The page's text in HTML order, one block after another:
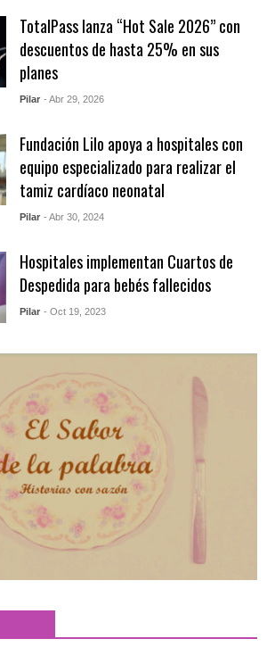
TotalPass lanza “Hot Sale 2026” con
descuentos de hasta 25% en sus
planes
Pilar - Abr 29, 2026
Fundación Lilo apoya a hospitales con
equipo especializado para realizar el
tamiz cardíaco neonatal
Pilar - Abr 30, 2024
Hospitales implementan Cuartos de
Despedida para bebés fallecidos
Pilar - Oct 19, 2023